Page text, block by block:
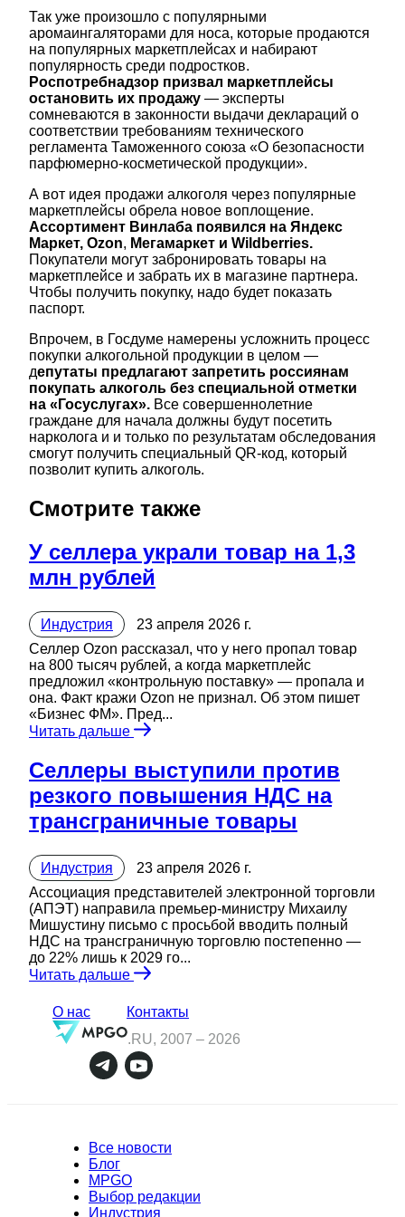
Так уже произошло с популярными
аромаингаляторами для носа, которые продаются
на популярных маркетплейсах и набирают
популярность среди подростков.
Роспотребнадзор призвал маркетплейсы
остановить их продажу — эксперты
сомневаются в законности выдачи деклараций о
соответствии требованиям технического
регламента Таможенного союза «О безопасности
парфюмерно-косметической продукции».
А вот идея продажи алкоголя через популярные
маркетплейсы обрела новое воплощение.
Ассортимент Винлаба появился на Яндекс
Маркет, Ozon, Мегамаркет и Wildberries.
Покупатели могут забронировать товары на
маркетплейсе и забрать их в магазине партнера.
Чтобы получить покупку, надо будет показать
паспорт.
Впрочем, в Госдуме намерены усложнить процесс
покупки алкогольной продукции в целом —
депутаты предлагают запретить россиянам
покупать алкоголь без специальной отметки
на «Госуслугах». Все совершеннолетние
граждане для начала должны будут посетить
нарколога и и только по результатам обследования
смогут получить специальный QR-код, который
позволит купить алкоголь.
Смотрите также
У селлера украли товар на 1,3
млн рублей
Индустрия
23 апреля 2026 г.
Селлер Ozon рассказал, что у него пропал товар
на 800 тысяч рублей, а когда маркетплейс
предложил «контрольную поставку» — пропала и
она. Факт кражи Ozon не признал. Об этом пишет
«Бизнес ФМ». Пред...
Читать дальше
Селлеры выступили против
резкого повышения НДС на
трансграничные товары
Индустрия
23 апреля 2026 г.
Ассоциация представителей электронной торговли
(АПЭТ) направила премьер-министру Михаилу
Мишустину письмо с просьбой вводить полный
НДС на трансграничную торговлю постепенно —
до 22% лишь к 2029 го...
Читать дальше
О нас
Контакты
.RU, 2007 – 2026
Все новости
Блог
MPGO
Выбор редакции
Индустрия